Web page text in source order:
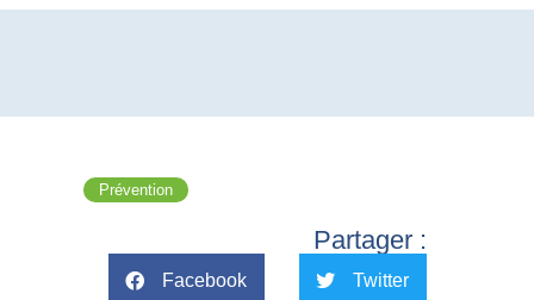
Prévention
Partager :
Facebook Twitter